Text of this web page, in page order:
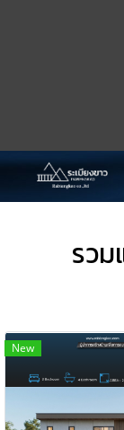
รว
New